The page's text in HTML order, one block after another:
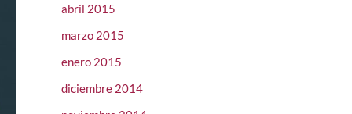
abril 2015
marzo 2015
enero 2015
diciembre 2014